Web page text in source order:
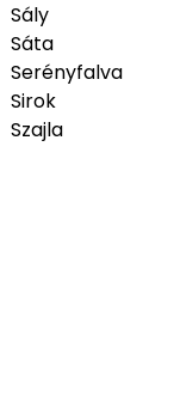
Sály
Sáta
Serényfalva
Sirok
Szajla